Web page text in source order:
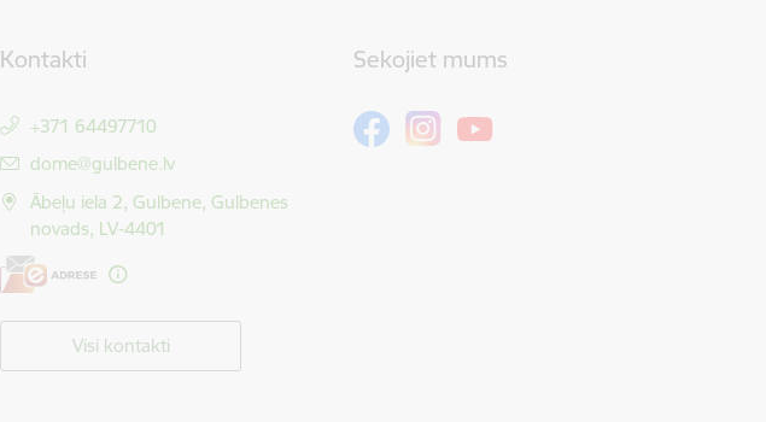
Kontakti
+371 64497710
E-pasts:
dome@gulbene.lv
Ābeļu iela 2, Gulbene, Gulbenes
novads, LV-4401
Visi kontakti
Sekojiet mums